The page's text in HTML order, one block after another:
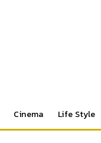
Cinema Life Style